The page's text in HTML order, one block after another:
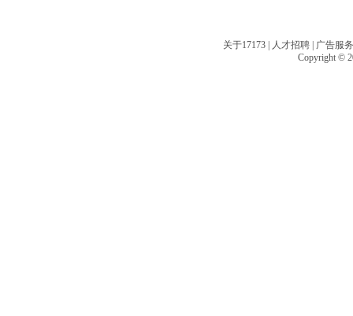
关于17173 | 人才招聘 | 广告服务
Copyright ©